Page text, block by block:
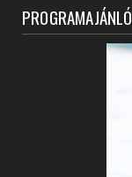
PROGRAMAJÁNLÓ